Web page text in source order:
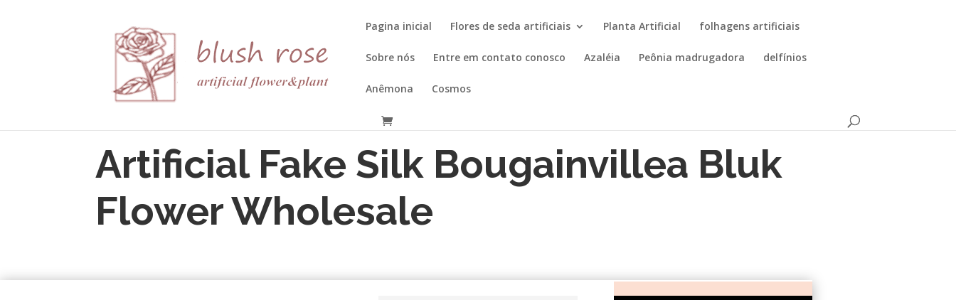
Pagina inicial
Flores de seda artificiais Planta Artificial folhagens artificiais
Sobre nós Entre em contato conosco Azaléia Peônia madrugadora delfínios
Anêmona Cosmos
Artificial Fake Silk Bougainvillea Bluk
Flower Wholesale